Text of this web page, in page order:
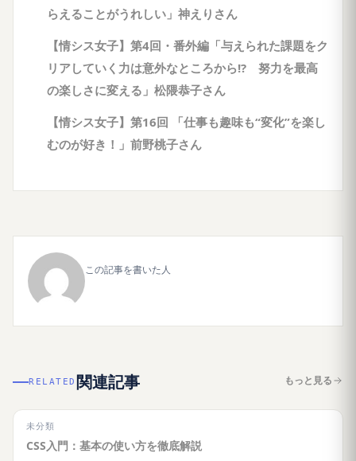
らえることがうれしい」神えりさん
【情シス女子】第4回・番外編「与えられた課題をク
リアしていく力は意外なところから!? 努力を最高
の楽しさに変える」松隈恭子さん
【情シス女子】第16回 「仕事も趣味も“変化”を楽し
むのが好き！」前野桃子さん
この記事を書いた人
RELATED 関連記事 もっと見る
未分類
CSS入門：基本の使い方を徹底解説